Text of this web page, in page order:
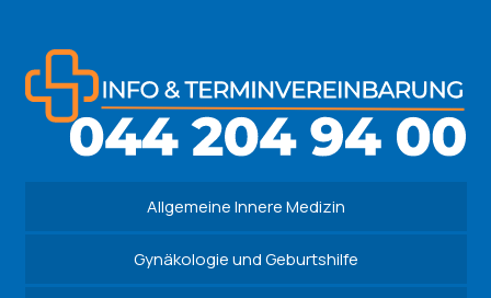
Allgemeine Innere Medizin
Gynäkologie und Geburtshilfe